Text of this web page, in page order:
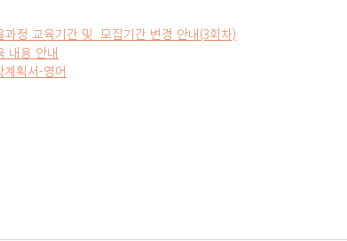
정 교육기간 및  모집기간 변경 안내(3회차)
내용 안내
획서-영어